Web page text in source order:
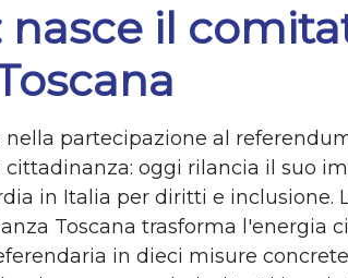
il
nella partecipazione al
oggi rilancia il suo
in Italia per diritti e inclusione.
Toscana trasforma l'energia
in dieci misure